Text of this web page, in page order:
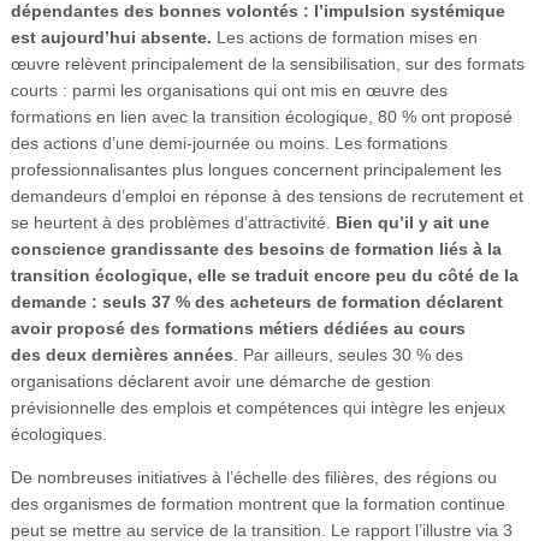
dépendantes des bonnes volontés : l’impulsion systémique
est aujourd’hui absente. Les actions de formation mises en
œuvre relèvent principalement de la sensibilisation, sur des formats
courts : parmi les organisations qui ont mis en œuvre des
formations en lien avec la transition écologique, 80 % ont proposé
des actions d’une demi-journée ou moins. Les formations
professionnalisantes plus longues concernent principalement les
demandeurs d’emploi en réponse à des tensions de recrutement et
se heurtent à des problèmes d’attractivité. Bien qu’il y ait une
conscience grandissante des besoins de formation liés à la
transition écologique, elle se traduit encore peu du côté de la
demande : seuls 37 % des acheteurs de formation déclarent
avoir proposé des formations métiers dédiées au cours
des deux dernières années. Par ailleurs, seules 30 % des
organisations déclarent avoir une démarche de gestion
prévisionnelle des emplois et compétences qui intègre les enjeux
écologiques.
De nombreuses initiatives à l’échelle des filières, des régions ou
des organismes de formation montrent que la formation continue
peut se mettre au service de la transition. Le rapport l’illustre via 3